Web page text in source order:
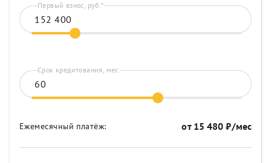
Первый взнос, руб.*
Срок кредитования, мес.
Ежемесячный платёж: от 15 480 ₽/мес